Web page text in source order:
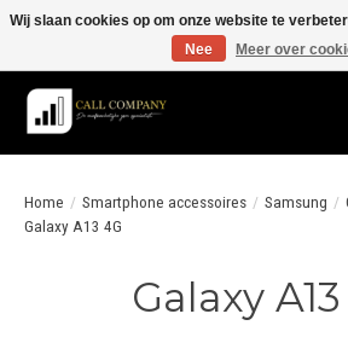
Vóór 19:00 besteld morgen in huis!
Home / Smartphone accessoires / Samsung /
Galaxy A13 4G
Galaxy
Wij slaan cookies op om onze website te
Nee
Meer over